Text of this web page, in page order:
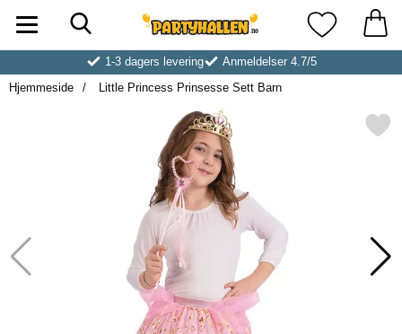
Startsiden for Partyhallen ABMine
1-3 dagers levering
Anmeldelser 4.7/5
Hjemmeside
Little Princess Prinsesse Sett Barn
Merk little Princess